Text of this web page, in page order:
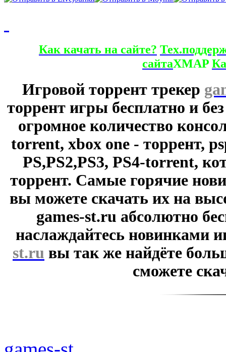
Как качать на сайте?
сайтаXMAP
Игровой торрент трекер
торрент игры бесплатно и
огромное количество
torrent, xbox one - торрент,
PS,PS2,PS3, PS4-torrent,
торрент. Самые горячие
вы можете скачать их на
games-st.ru абсолютно
наслаждайтесь новинками
st.ru вы так же найдёте
сможете